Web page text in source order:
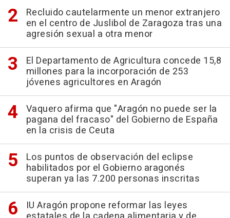
Recluido cautelarmente un menor extranjero
en el centro de Juslibol de Zaragoza tras una
agresión sexual a otra menor
El Departamento de Agricultura concede 15,8
millones para la incorporación de 253
jóvenes agricultores en Aragón
Vaquero afirma que "Aragón no puede ser la
pagana del fracaso" del Gobierno de España
en la crisis de Ceuta
Los puntos de observación del eclipse
habilitados por el Gobierno aragonés
superan ya las 7.200 personas inscritas
IU Aragón propone reformar las leyes